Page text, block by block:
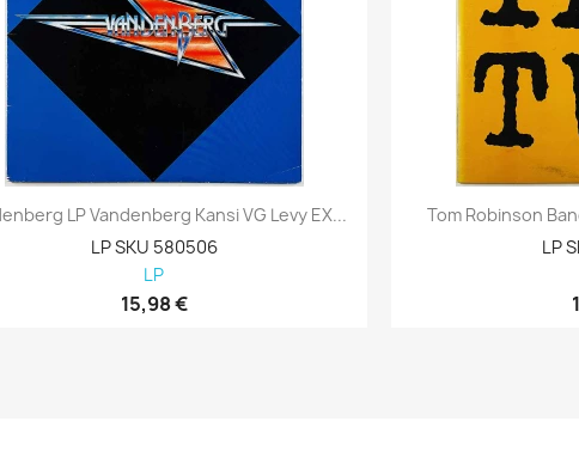
LP Vandenberg Kansi VG Levy EX...
LP SKU 580506
LP
15,98 €
Tom Robinson
LP